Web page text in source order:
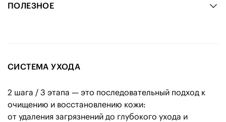
ПОЛЕЗНОЕ
СИСТЕМА УХОДА
2 шага / 3 этапа — это последовательный подход к
очищению и восстановлению кожи:
от удаления загрязнений до глубокого ухода и